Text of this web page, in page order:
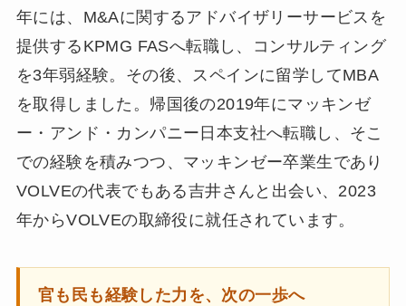
年には、M&Aに関するアドバイザリーサービスを
提供するKPMG FASへ転職し、コンサルティング
を3年弱経験。その後、スペインに留学してMBA
を取得しました。帰国後の2019年にマッキンゼ
ー・アンド・カンパニー日本支社へ転職し、そこ
での経験を積みつつ、マッキンゼー卒業生であり
VOLVEの代表でもある吉井さんと出会い、2023
年からVOLVEの取締役に就任されています。
官も民も経験した力を、次の一歩へ